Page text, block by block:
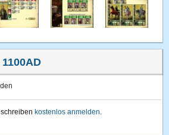
kostenlos anmelden.